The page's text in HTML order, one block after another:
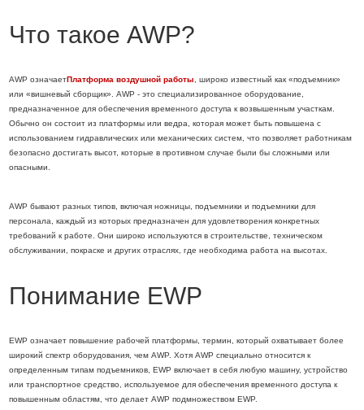
Что такое AWP?
AWP означаетПлатформа воздушной работы , широко известный как «подъемник»
или «вишневый сборщик». AWP - это специализированное оборудование,
предназначенное для обеспечения временного доступа к возвышенным участкам.
Обычно он состоит из платформы или ведра, которая может быть повышена с
использованием гидравлических или механических систем, что позволяет работникам
безопасно достигать высот, которые в противном случае были бы сложными или
опасными.
AWP бывают разных типов, включая ножницы, подъемники и подъемники для
персонала, каждый из которых предназначен для удовлетворения конкретных
требований к работе. Они широко используются в строительстве, техническом
обслуживании, покраске и других отраслях, где необходима работа на высотах.
Понимание EWP
EWP означает повышение рабочей платформы, термин, который охватывает более
широкий спектр оборудования, чем AWP. Хотя AWP специально относится к
определенным типам подъемников, EWP включает в себя любую машину, устройство
или транспортное средство, используемое для обеспечения временного доступа к
повышенным областям, что делает AWP подмножеством EWP.